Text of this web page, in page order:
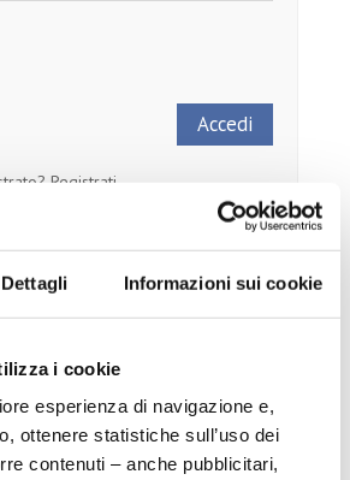
Dettagli Informazioni sui cookie
i cookie
esperienza di navigazione e,
ottenere statistiche sull’uso dei
contenuti – anche pubblicitari,
Registrati